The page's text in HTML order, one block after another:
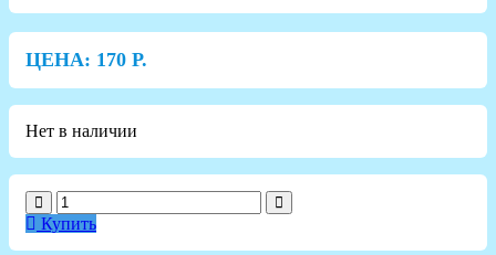
ЦЕНА: 170 Р.
Нет в наличии
Купить